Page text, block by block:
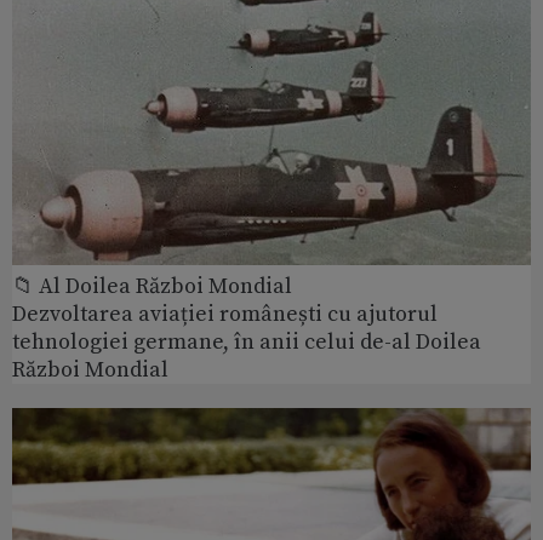
📁 Al Doilea Război Mondial
Dezvoltarea aviației românești cu ajutorul
tehnologiei germane, în anii celui de-al Doilea
Război Mondial